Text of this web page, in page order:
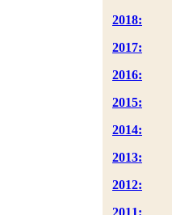
2018:
2017:
2016:
2015:
2014:
2013:
2012:
2011: